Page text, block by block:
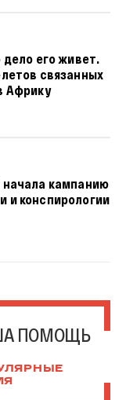
дело его живет.
связанных
Африку
кампанию
и конспирологии
ПОМОЩЬ